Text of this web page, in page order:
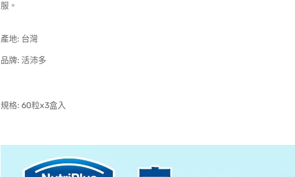
服
產地:
品牌: 活沛多
規格: 60粒x3盒入